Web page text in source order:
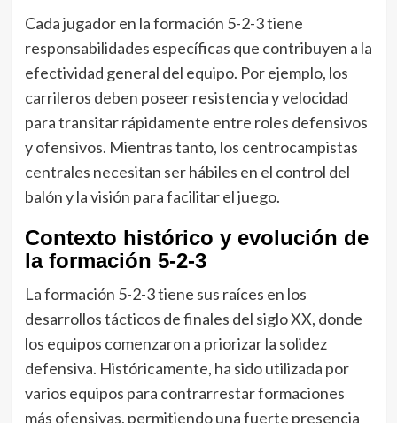
Cada jugador en la formación 5-2-3 tiene
responsabilidades específicas que contribuyen a la
efectividad general del equipo. Por ejemplo, los
carrileros deben poseer resistencia y velocidad
para transitar rápidamente entre roles defensivos
y ofensivos. Mientras tanto, los centrocampistas
centrales necesitan ser hábiles en el control del
balón y la visión para facilitar el juego.
Contexto histórico y evolución de
la formación 5-2-3
La formación 5-2-3 tiene sus raíces en los
desarrollos tácticos de finales del siglo XX, donde
los equipos comenzaron a priorizar la solidez
defensiva. Históricamente, ha sido utilizada por
varios equipos para contrarrestar formaciones
más ofensivas, permitiendo una fuerte presencia